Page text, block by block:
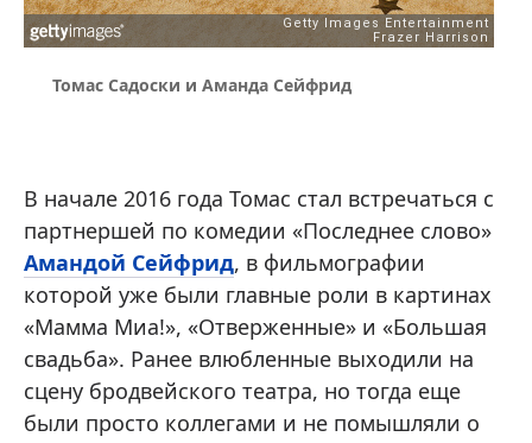
Томас Садоски и Аманда Сейфрид
В начале 2016 года Томас стал встречаться с
партнершей по комедии «Последнее слово»
Амандой Сейфрид, в фильмографии
которой уже были главные роли в картинах
«Мамма Миа!», «Отверженные» и «Большая
свадьба». Ранее влюбленные выходили на
сцену бродвейского театра, но тогда еще
были просто коллегами и не помышляли о